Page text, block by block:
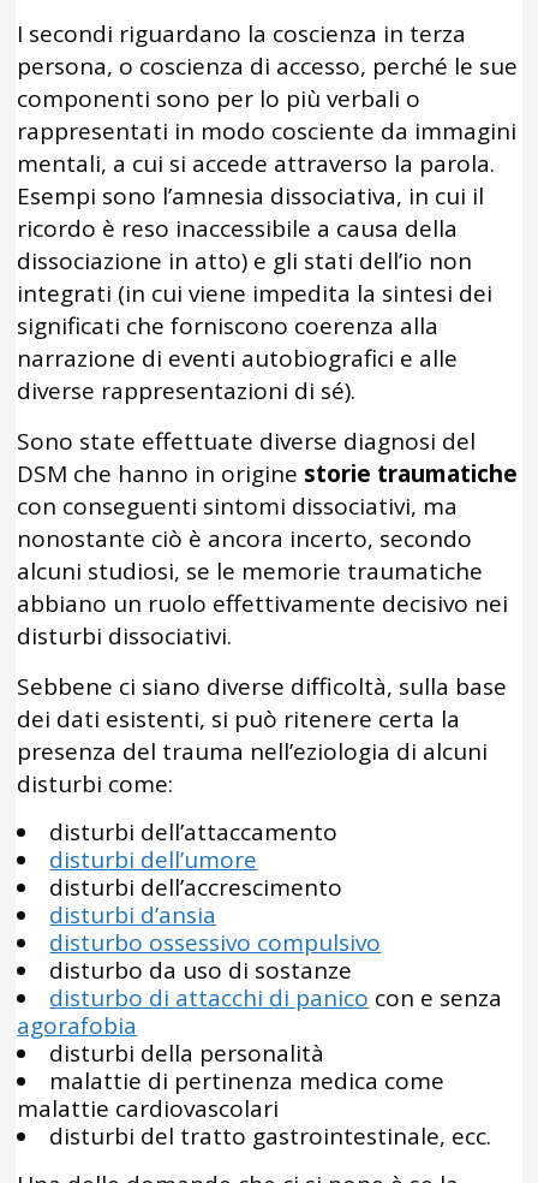
I secondi riguardano la coscienza in terza
persona, o coscienza di accesso, perché le sue
componenti sono per lo più verbali o
rappresentati in modo cosciente da immagini
mentali, a cui si accede attraverso la parola.
Esempi sono l’amnesia dissociativa, in cui il
ricordo è reso inaccessibile a causa della
dissociazione in atto) e gli stati dell’io non
integrati (in cui viene impedita la sintesi dei
significati che forniscono coerenza alla
narrazione di eventi autobiografici e alle
diverse rappresentazioni di sé).
Sono state effettuate diverse diagnosi del
DSM che hanno in origine storie traumatiche
con conseguenti sintomi dissociativi, ma
nonostante ciò è ancora incerto, secondo
alcuni studiosi, se le memorie traumatiche
abbiano un ruolo effettivamente decisivo nei
disturbi dissociativi.
Sebbene ci siano diverse difficoltà, sulla base
dei dati esistenti, si può ritenere certa la
presenza del trauma nell’eziologia di alcuni
disturbi come:
disturbi dell’attaccamento
disturbi dell’umore
disturbi dell’accrescimento
disturbi d’ansia
disturbo ossessivo compulsivo
disturbo da uso di sostanze
disturbo di attacchi di panico con e senza
agorafobia
disturbi della personalità
malattie di pertinenza medica come
malattie cardiovascolari
disturbi del tratto gastrointestinale, ecc.